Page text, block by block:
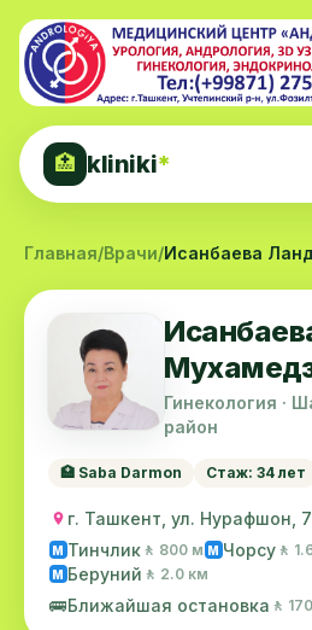
🏥 kliniki*
Главная/Врачи/Исанбаева
Гинекология ·
район
🏥 Saba Darmon Стаж: 34 лет
г. Ташкент, ул. Нурафшон,
M Тинчлик 🚶 800 м M Чорсу 🚶
M Беруний 🚶 2.0 км
🚌Ближайшая остановка 🚶